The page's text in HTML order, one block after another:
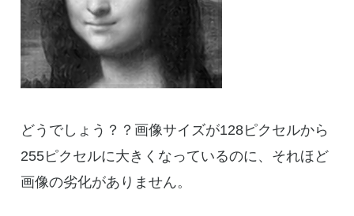
どうでしょう？？画像サイズが128ピクセルから
255ピクセルに大きくなっているのに、それほど
画像の劣化がありません。